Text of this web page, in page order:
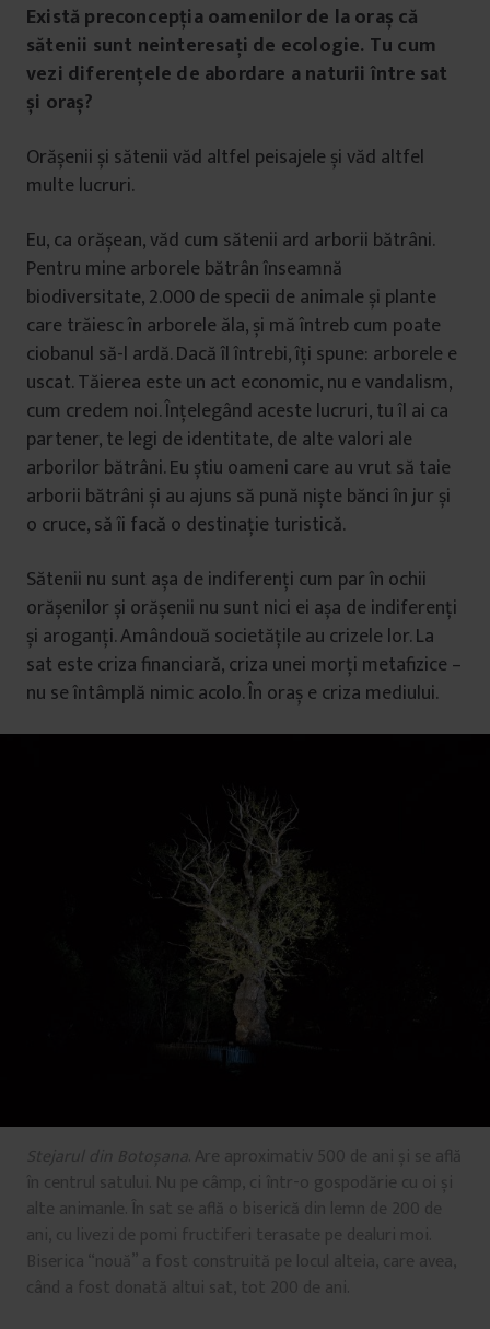
Există preconcepția oamenilor de la oraș că
sătenii sunt neinteresați de ecologie. Tu cum
vezi diferențele de abordare a naturii între sat
și oraș?
Orășenii și sătenii văd altfel peisajele și văd altfel
multe lucruri.
Eu, ca orășean, văd cum sătenii ard arborii bătrâni.
Pentru mine arborele bătrân înseamnă
biodiversitate, 2.000 de specii de animale și plante
care trăiesc în arborele ăla, și mă întreb cum poate
ciobanul să-l ardă. Dacă îl întrebi, îți spune: arborele e
uscat. Tăierea este un act economic, nu e vandalism,
cum credem noi. Înțelegând aceste lucruri, tu îl ai ca
partener, te legi de identitate, de alte valori ale
arborilor bătrâni. Eu știu oameni care au vrut să taie
arborii bătrâni și au ajuns să pună niște bănci în jur și
o cruce, să îi facă o destinație turistică.
Sătenii nu sunt așa de indiferenți cum par în ochii
orășenilor și orășenii nu sunt nici ei așa de indiferenți
și aroganți. Amândouă societățile au crizele lor. La
sat este criza financiară, criza unei morți metafizice –
nu se întâmplă nimic acolo. În oraș e criza mediului.
Stejarul din Botoșana . Are aproximativ 500 de ani și se află
în centrul satului. Nu pe câmp, ci într-o gospodărie cu oi și
alte animanle. În sat se află o biserică din lemn de 200 de
ani, cu livezi de pomi fructiferi terasate pe dealuri moi.
Biserica “nouă” a fost construită pe locul alteia, care avea,
când a fost donată altui sat, tot 200 de ani.